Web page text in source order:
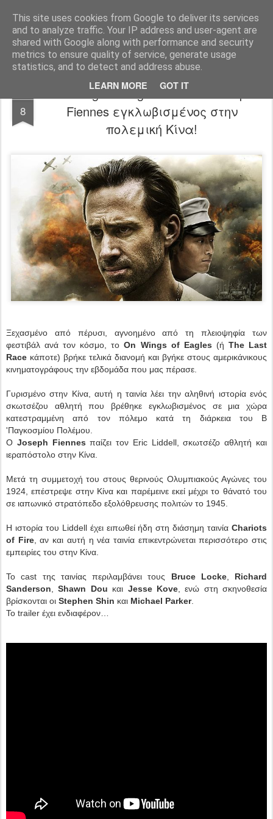
This site uses cookies from Google to deliver its services
and to analyze traffic. Your IP address and user-agent are
shared with Google along with performance and security
metrics to ensure quality of service, generate usage
statistics, and to detect and address abuse.
LEARN MORE GOT IT
FilmBoy
8
On Wings of Eagles trailer: Ο Joseph
Fiennes εγκλωβισμένος στην
πολεμική Κίνα!
Ξεχασμένο από πέρυσι, αγνοημένο από τη πλειοψηφία των
φεστιβάλ ανά τον κόσμο, τοOn Wings of Eagles (ή The Last
Race κάποτε) βρήκε τελικά διανομή και βγήκε στους αμερικάνικους
κινηματογράφους την εβδομάδα που μας πέρασε.
Γυρισμένο στην Κίνα, αυτή η ταινία λέει την αληθινή ιστορία ενός
σκωτσέζου αθλητή που βρέθηκε εγκλωβισμένος σε μια χώρα
κατεστραμμένη από τον πόλεμο κατά τη διάρκεια του Β
'Παγκοσμίου Πολέμου.
Ο Joseph Fiennes παίζει τον Eric Liddell, σκωτσέζο αθλητή και
ιεραπόστολο στην Κίνα.
Μετά τη συμμετοχή του στους θερινούς Ολυμπιακούς Αγώνες του
1924, επέστρεψε στην Κίνα και παρέμεινε εκεί μέχρι το θάνατό του
σε ιαπωνικό στρατόπεδο εξολόθρευσης πολιτών το 1945.
Η ιστορία του Liddell έχει ειπωθεί ήδη στη διάσημη ταινία Chariots
of Fire, αν και αυτή η νέα ταινία επικεντρώνεται περισσότερο στις
εμπειρίες του στην Κίνα.
Το cast της ταινίας περιλαμβάνει τους Bruce Locke, Richard
Sanderson,Shawn Dou και Jesse Kove, ενώ στη σκηνοθεσία
βρίσκονται οι Stephen Shin και Michael Parker.
Το trailer έχει ενδιαφέρον…